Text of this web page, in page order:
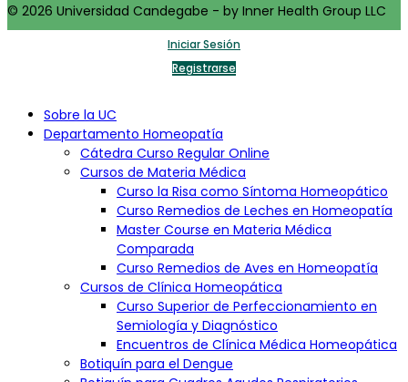
Limitación de Responsabilidad:
La Universidad Candegabe no se hace responsable de
cualquier daño directo o indirecto resultante del uso del sitio
web. La información proporcionada es solo con fines educativos
y no constituye asesoramiento profesional.
Estos términos y condiciones se rigen por las leyes del Estado
de Florida, Estados Unidos. Cualquier disputa se resolverá en los
tribunales de jurisdicción competente en el condado de Miami-
Política de Privacidad de la
Universidad Candegabe:
Información Recopilada:
La Universidad Candegabe recopila información personal como
nombre, dirección de correo electrónico y detalles de pago.
Esta información se utiliza para administrar cuentas de usuario y
Cookies y Tecnologías Similares:
El sitio puede utilizar cookies y tecnologías similares para
mejorar la experiencia del usuario. Puedes gestionar las
© 2026 Universidad Candegabe - by Inner Health Group LLC
Sobre la UC
Departamento Homeopatía
Cátedra Curso Regular Online
Cursos de Materia Médica
Curso la Risa como Síntoma Homeopático
Curso Remedios de Leches en Homeopatía
Master Course en Materia Médica
Comparada
Curso Remedios de Aves en Homeopatía
Cursos de Clínica Homeopática
Curso Superior de Perfeccionamiento en
Semiología y Diagnóstico
Encuentros de Clínica Médica Homeopática
Botiquín para el Dengue
Iniciar Sesión
Registrarse